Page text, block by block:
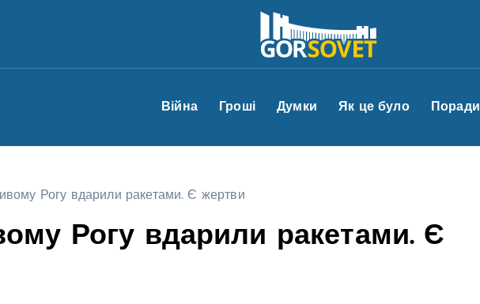
Війна Гроші Думки Як це було Поради
Рогу вдарили ракетами. Є жертви
Рогу вдарили ракетами. Є